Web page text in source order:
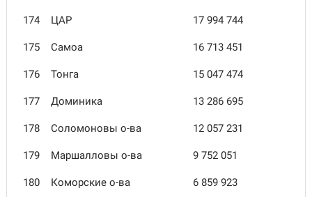
174 ЦАР 17 994 744
175 Самоа 16 713 451
176 Тонга 15 047 474
177 Доминика 13 286 695
178 Соломоновы о-ва 12 057 231
179 Маршалловы о-ва 9 752 051
180 Коморские о-ва 6 859 923